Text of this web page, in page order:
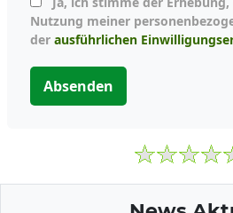
Nutzung meiner
der ausführlichen
Absenden